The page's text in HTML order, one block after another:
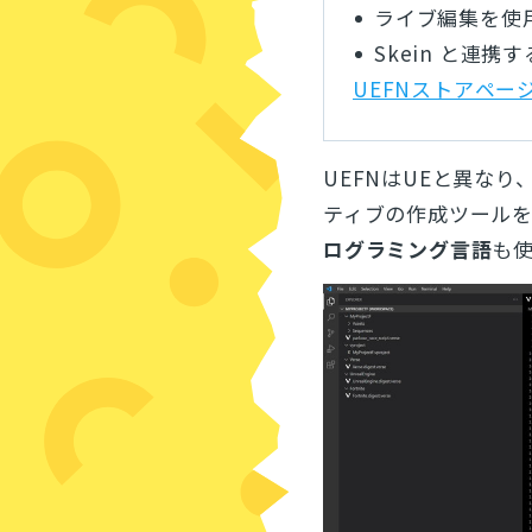
ライブ編集を使
Skein と連携
UEFNストアペー
UEFNはUEと異なり
ティブの作成ツール
ログラミング言語も